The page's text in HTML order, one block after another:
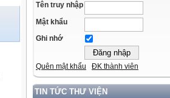
Tên truy nhập
Mật khẩu
Ghi nhớ
Quên mật khẩu ĐK thành viên
TIN TỨC THƯ VIỆN